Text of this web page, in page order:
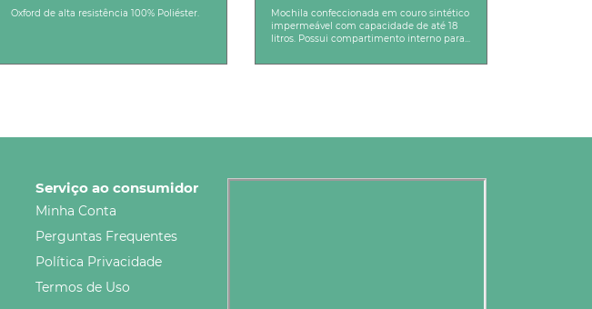
Oxford de alta resistência 100% Poliéster.
Mochila confeccionada em couro sintético
impermeável com capacidade de até 18
litros. Possui compartimento interno para...
Serviço ao consumidor
Minha Conta
Perguntas Frequentes
Política Privacidade
Termos de Uso